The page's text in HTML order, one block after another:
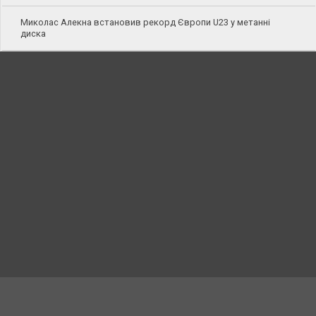
Миколас Алекна встановив рекорд Європи U23 у метанні
диска